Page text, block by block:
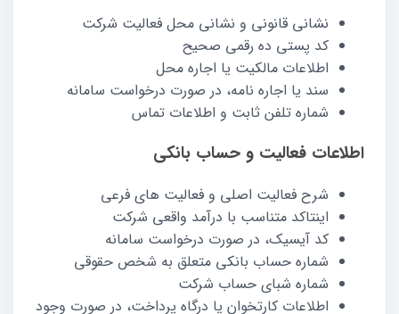
نشانی قانونی و نشانی محل فعالیت شرکت
کد پستی ده رقمی صحیح
اطلاعات مالکیت یا اجاره محل
سند یا اجاره نامه، در صورت درخواست سامانه
شماره تلفن ثابت و اطلاعات تماس
اطلاعات فعالیت و حساب بانکی
شرح فعالیت اصلی و فعالیت های فرعی
اینتاکد متناسب با درآمد واقعی شرکت
کد آیسیک، در صورت درخواست سامانه
شماره حساب بانکی متعلق به شخص حقوقی
شماره شبای حساب شرکت
اطلاعات کارتخوان یا درگاه پرداخت، در صورت وجود